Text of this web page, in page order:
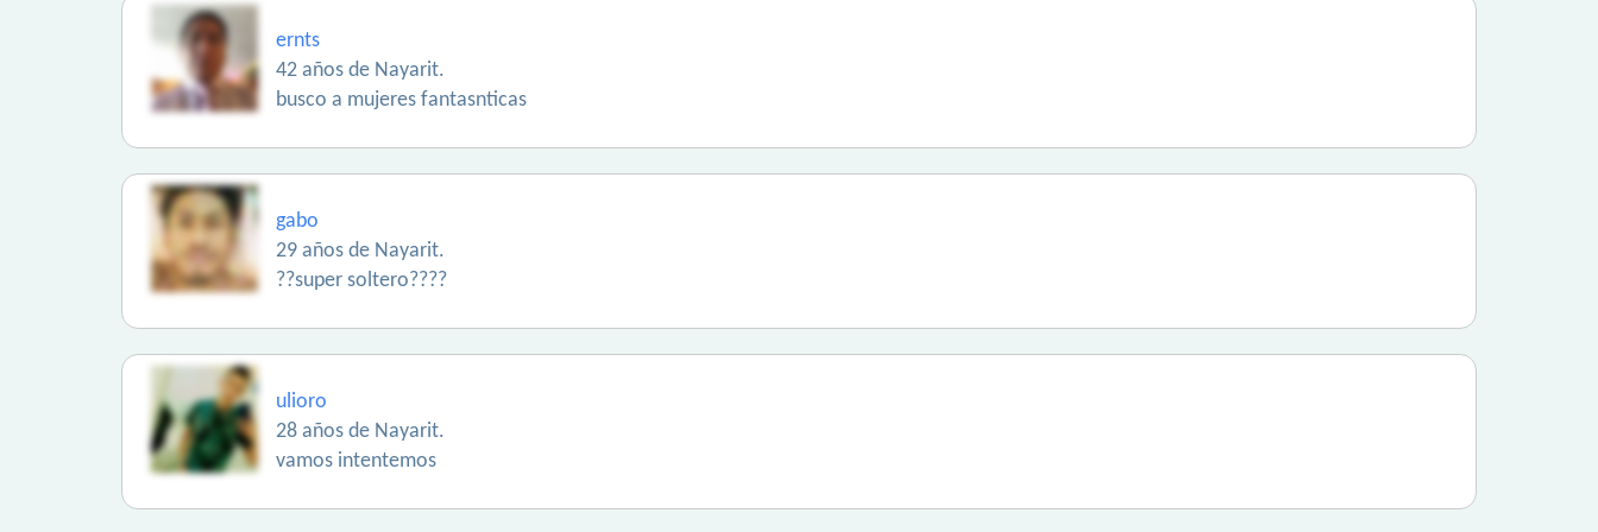
ernts
42 años de Nayarit.
busco a mujeres fantasnticas
gabo
29 años de Nayarit.
??super soltero????
ulioro
28 años de Nayarit.
vamos intentemos